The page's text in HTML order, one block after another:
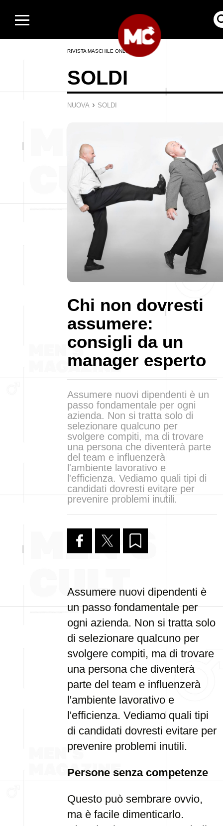
RIVISTA MASCHILE ONLINE
SOLDI
NUOVA › SOLDI
Chi non dovresti
assumere:
consigli da un
manager esperto
Assumere nuovi dipendenti è un
passo fondamentale per ogni
azienda. Non si tratta solo di
selezionare qualcuno per
svolgere compiti, ma di trovare
una persona che diventerà parte
del team e influenzerà
l'ambiente lavorativo e
l'efficienza. Vediamo quali tipi di
candidati dovresti evitare per
prevenire problemi inutili.
Assumere nuovi dipendenti è
un passo fondamentale per
ogni azienda. Non si tratta solo
di selezionare qualcuno per
svolgere compiti, ma di trovare
una persona che diventerà
parte del team e influenzerà
l'ambiente lavorativo e
l'efficienza. Vediamo quali tipi
di candidati dovresti evitare per
prevenire problemi inutili.
Persone senza competenze
Questo può sembrare ovvio,
ma è facile dimenticarlo.